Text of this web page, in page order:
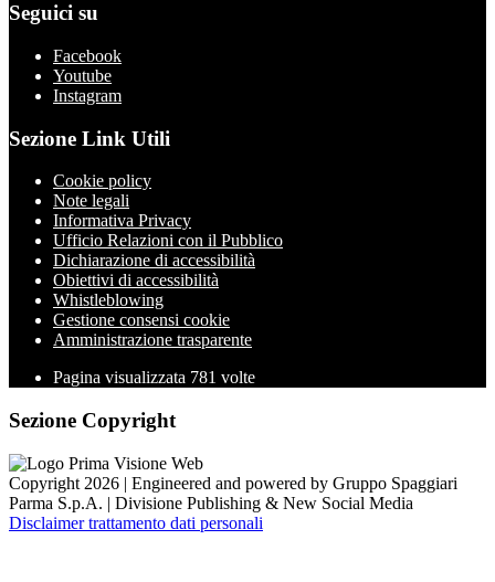
Seguici su
Facebook
Youtube
Instagram
Sezione Link Utili
Cookie policy
Note legali
Informativa Privacy
Ufficio Relazioni con il Pubblico
Dichiarazione di accessibilità
Obiettivi di accessibilità
Whistleblowing
Gestione consensi cookie
Amministrazione trasparente
Pagina visualizzata 781 volte
Sezione Copyright
Copyright 2026 | Engineered and powered by Gruppo Spaggiari
Parma S.p.A. | Divisione Publishing & New Social Media
Disclaimer trattamento dati personali